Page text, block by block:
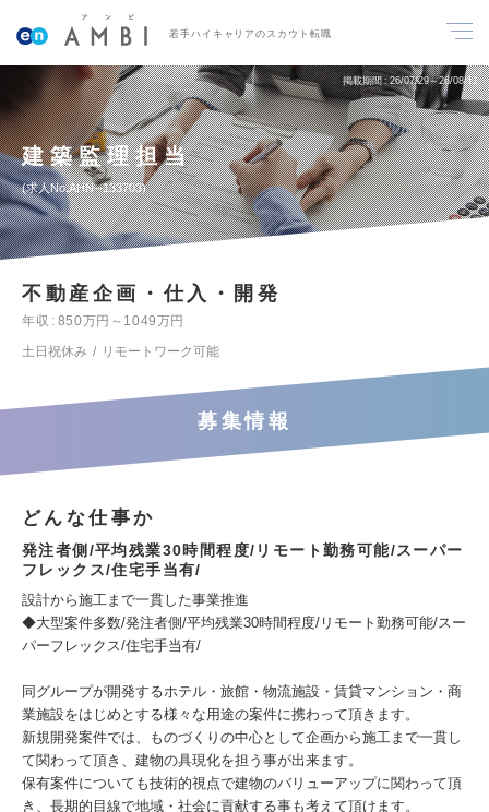
若手ハイキャリアのスカウト転職
掲載期間 26/07/29～26/08/11
建築監理担当
求人No.AHN--133703
不動産企画・仕入・開発
年収
850万円～1049万円
土日祝休み
リモートワーク可能
募集情報
どんな仕事か
発注者側/平均残業30時間程度/リモート勤務可能/スーパー
フレックス/住宅手当有/
設計から施工まで一貫した事業推進
◆大型案件多数/発注者側/平均残業30時間程度/リモート勤務可能/スー
パーフレックス/住宅手当有/
同グループが開発するホテル・旅館・物流施設・賃貸マンション・商
業施設をはじめとする様々な用途の案件に携わって頂きます。
新規開発案件では、ものづくりの中心として企画から施工まで一貫し
て関わって頂き、建物の具現化を担う事が出来ます。
保有案件についても技術的視点で建物のバリューアップに関わって頂
き、長期的目線で地域・社会に貢献する事も考えて頂けます。